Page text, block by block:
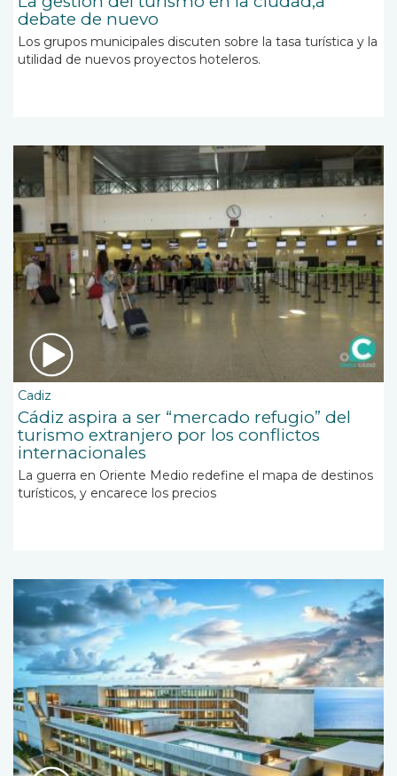
debate de nuevo
Los grupos municipales discuten sobre la tasa turística y la
utilidad de nuevos proyectos hoteleros.
Cadiz
Cádiz aspira a ser “mercado refugio” del
turismo extranjero por los conflictos
internacionales
La guerra en Oriente Medio redefine el mapa de destinos
turísticos, y encarece los precios